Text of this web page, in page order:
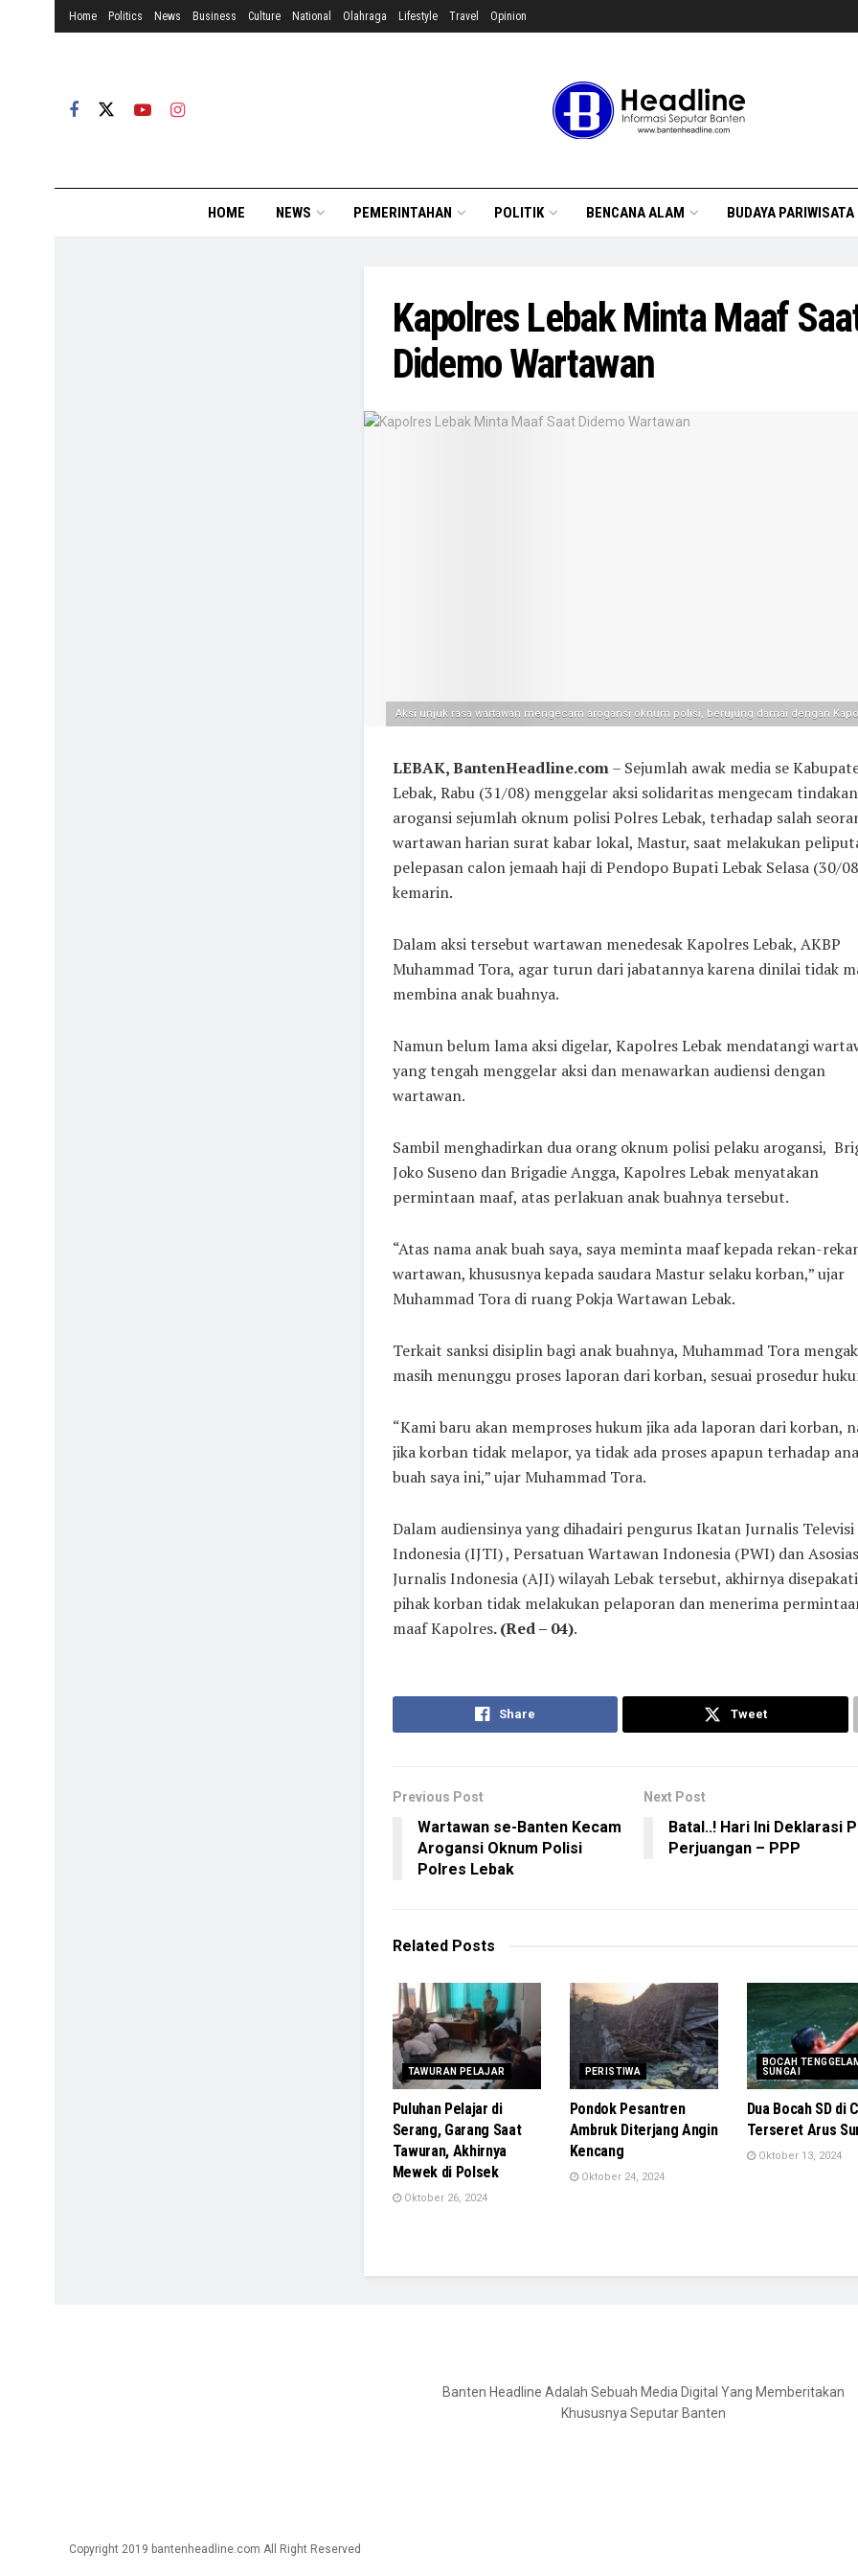
Home Politics News Business Culture National Olahraga Lifestyle Travel Opinion
HOME NEWS PEMERINTAHAN POLITIK BENCANA ALAM BUDAYA PARIWISATA
Kapolres Lebak Minta Maaf
Didemo Wartawan
Aksi unjuk rasa wartawan mengecam arogansi oknum polisi, berujung damai dengan
LEBAK, BantenHeadline.com– Sejumlah awak media se
Lebak, Rabu (31/08) menggelar aksi solidaritas mengecam tindakan
arogansi sejumlah oknum polisi Polres Lebak, terhadap salah
wartawan harian surat kabar lokal, Mastur, saat melakukan
pelepasan calon jemaah haji di Pendopo Bupati Lebak Selasa (30/
kemarin.
Dalam aksi tersebut wartawan menedesak Kapolres Lebak, AKBP
Muhammad Tora, agar turun dari jabatannya karena dinilai tidak
membina anak buahnya.
Namun belum lama aksi digelar, Kapolres Lebak mendatangi
yang tengah menggelar aksi dan menawarkan audiensi dengan
wartawan.
Sambil menghadirkan dua orang oknum polisi pelaku arogansi,
Joko Suseno dan Brigadie Angga, Kapolres Lebak menyatakan
permintaan maaf, atas perlakuan anak buahnya tersebut.
“Atas nama anak buah saya, saya meminta maaf kepada rekan-
wartawan, khususnya kepada saudara Mastur selaku korban,” ujar
Muhammad Tora di ruang Pokja Wartawan Lebak.
Terkait sanksi disiplin bagi anak buahnya, Muhammad Tora
masih menunggu proses laporan dari korban, sesuai prosedur
“Kami baru akan memproses hukum jika ada laporan dari korban,
jika korban tidak melapor, ya tidak ada proses apapun terhadap
buah saya ini,” ujar Muhammad Tora.
Dalam audiensinya yang dihadairi pengurus Ikatan Jurnalis Televisi
Indonesia (IJTI) , Persatuan Wartawan Indonesia (PWI) dan
Jurnalis Indonesia (AJI) wilayah Lebak tersebut, akhirnya disepakati
pihak korban tidak melakukan pelaporan dan menerima
maaf Kapolres. (Red – 04).
Share Tweet
Previous Post
Wartawan se-Banten Kecam
Arogansi Oknum Polisi
Polres Lebak
Next Post
Batal..! Hari Ini Deklarasi
Perjuangan – PPP
RelatedPosts
TAWURAN PELAJAR
Puluhan Pelajar di
Serang, Garang Saat
Tawuran, Akhirnya
Mewek di Polsek
Oktober 26, 2024
PERISTIWA
Pondok Pesantren
Ambruk Diterjang Angin
Kencang
Oktober 24, 2024
BOCAH
SUNGAI
Dua Bocah SD di
Terseret Arus
Oktober 13, 2024
Banten Headline Adalah Sebuah Media Digital Yang Memberitakan
Khususnya Seputar Banten
Copyright 2019 bantenheadline.com All Right Reserved